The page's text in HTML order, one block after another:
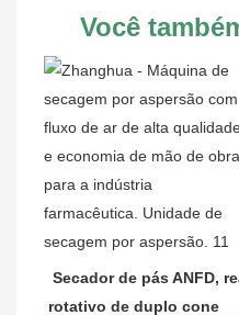
Você
Secador de pás ANFD,
rotativo de duplo cone